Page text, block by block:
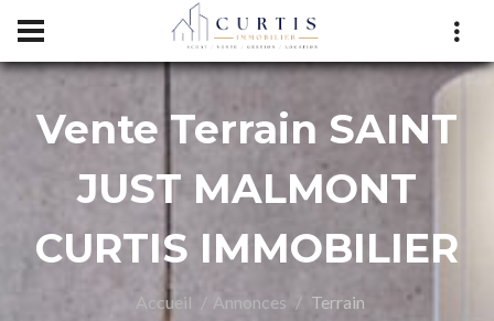
Vente Terrain SAINT
JUST MALMONT
CURTIS IMMOBILIER
Accueil Annonces Terrain